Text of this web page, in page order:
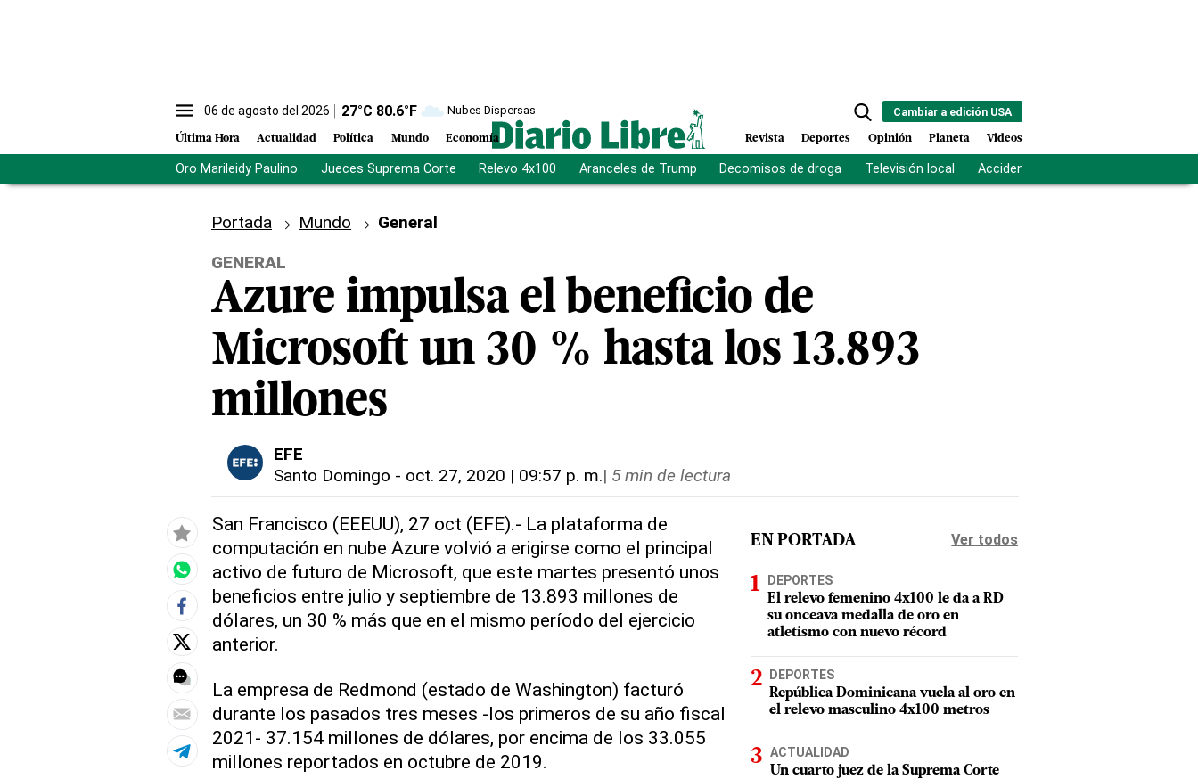
06 de agosto del 2026 27°C 80.6°F Nubes Dispersas
Última Hora Actualidad Política Mundo Economía
Cambiar a edición USA
Revista Deportes Opinión Planeta Videos
Oro Marileidy Paulino Jueces Suprema Corte Relevo 4x100 Aranceles de Trump Decomisos de droga Televisión local Accidente Los Ríos
Portada Mundo
General
GENERAL
Azure impulsa el beneficio de
Microsoft un 30 % hasta los 13.893
millones
EFE
Santo Domingo - oct. 27, 2020 | 09:57 p. m.| 5 min de lectura
San Francisco (EEEUU), 27 oct (EFE).- La plataforma de
computación en nube Azure volvió a erigirse como el principal
activo de futuro de Microsoft, que este martes presentó unos
beneficios entre julio y septiembre de 13.893 millones de
dólares, un 30 % más que en el mismo período del ejercicio
anterior.
La empresa de Redmond (estado de Washington) facturó
durante los pasados tres meses -los primeros de su año fiscal
2021- 37.154 millones de dólares, por encima de los 33.055
millones reportados en octubre de 2019.
EN PORTADA Ver todos
DEPORTES
El relevo femenino 4x100 le da a RD
su onceava medalla de oro en
atletismo con nuevo récord
DEPORTES
República Dominicana vuela al oro en
el relevo masculino 4x100 metros
ACTUALIDAD
Un cuarto juez de la Suprema Corte